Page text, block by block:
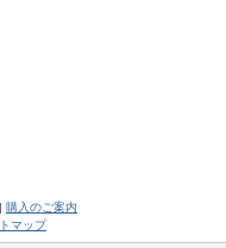
| 購入のご案内
マップ